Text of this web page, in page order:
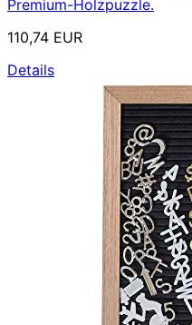
Premium-Holzpuzzle.
110,74 EUR
Details